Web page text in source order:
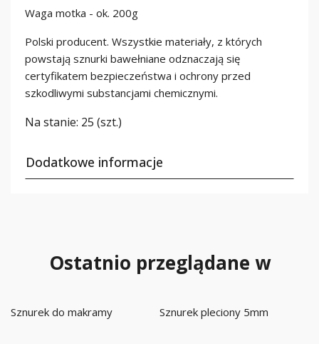
Waga motka - ok. 200g
Polski producent. Wszystkie materiały, z których
powstają sznurki bawełniane odznaczają się
certyfikatem bezpieczeństwa i ochrony przed
szkodliwymi substancjami chemicznymi.
Na stanie: 25 (szt.)
Dodatkowe informacje
Ostatnio przeglądane w
Sznurek do makramy Sznurek pleciony 5mm